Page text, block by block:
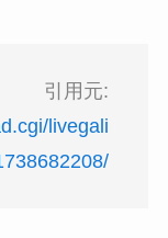
引用元:
livegali